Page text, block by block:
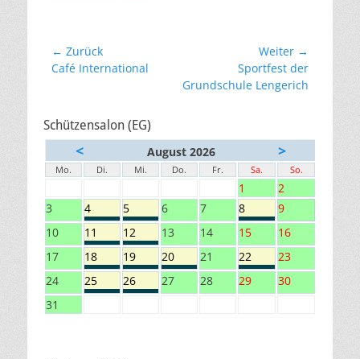
Beitragsnavigation
← Zurück
Vorheriger
Café International
Weiter →
Beitrag:
Sportfest der
Grundschule Lengerich
Schützensalon (EG)
< August 2026 >
Mo. Di. Mi. Do. Fr. Sa. So.
1
2
3
4 5 6 7 8
9
10
11 12 13 14 15
16
17
18 19 20 21 22
23
24
25 26 27 28 29
30
31